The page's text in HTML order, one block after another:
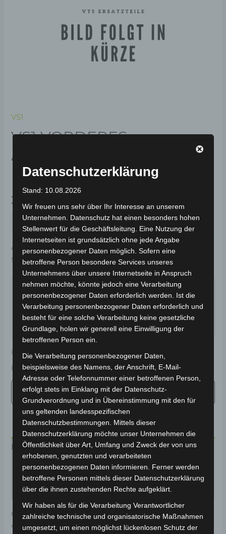
VS1
VS1 VORDERES
ARMATURENBRETT
KUNSTSTOFF
39,00
IN DEN WARENKORB
Artikelnummer: 3M309-7002A-00 Kategorie:VS1
Schlagwort:Karosserie & Verkleidung
Garantiert sicherer Checkout
inkl. 19 % MwSt.
Kostenloser Versand
Lieferzeit:Versandfertig innerhalb 24 Stunden*
Beschreibung
Produktsicherheit
Rezensionen (0)
Original-Ersatzteil für den Elektro-Scooter VS1.
Vorderes armaturenbrett kunststoff für optimale
Datenschutzerklärung
Stand: 10.08.2026
Wir freuen uns sehr über Ihr Interesse an unserem
Unternehmen. Datenschutz hat einen besonders hohen
Stellenwert für die Geschäftsleitung. Eine Nutzung der
Internetseiten ist grundsätzlich ohne jede Angabe
personenbezogener Daten möglich. Sofern eine
betroffene Person besondere Services unseres
Unternehmens über unsere Internetseite in Anspruch
nehmen möchte, könnte jedoch eine Verarbeitung
personenbezogener Daten erforderlich werden. Ist die
Verarbeitung personenbezogener Daten erforderlich und
besteht für eine solche Verarbeitung keine gesetzliche
Grundlage, holen wir generell eine Einwilligung der
betroffenen Person ein.
Die Verarbeitung personenbezogener Daten,
beispielsweise des Namens, der Anschrift, E-Mail-
Adresse oder Telefonnummer einer betroffenen Person,
erfolgt stets im Einklang mit der Datenschutz-
Grundverordnung und in Übereinstimmung mit den für
uns geltenden landesspezifischen
Datenschutzbestimmungen. Mittels dieser
Datenschutzerklärung möchte unser Unternehmen die
Öffentlichkeit über Art, Umfang und Zweck der von uns
erhobenen, genutzten und verarbeiteten
personenbezogenen Daten informieren. Ferner werden
betroffene Personen mittels dieser Datenschutzerklärung
über die ihnen zustehenden Rechte aufgeklärt.
Wir haben als für die Verarbeitung Verantwortlicher
zahlreiche technische und organisatorische Maßnahmen
umgesetzt, um einen möglichst lückenlosen Schutz der